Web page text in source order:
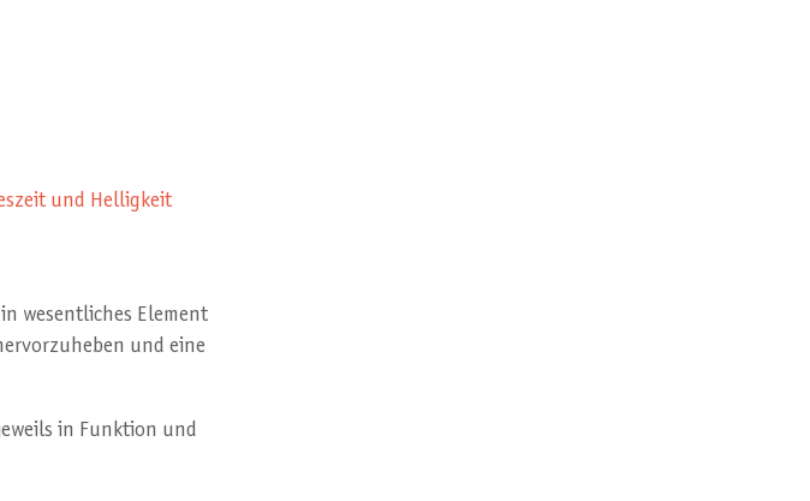
und Helligkeit
wesentliches Element
und eine
in Funktion und